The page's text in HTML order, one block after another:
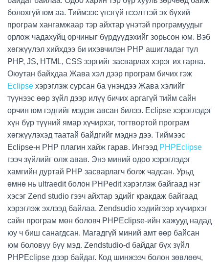
болохгүй юм аа. Тиймээс үнэгүй нээлттэй эх бүхий
програм хангамжаар тэр айхтар үнэтэй програмуудыг
орлож чадахуйц орчиныг бүрдүүдэхийг зорьсон юм. Вэб
хөгжүүлэл хийхдээ би ихэвчилэн PHP ашигладаг тул
PHP, JS, HTML, CSS зэргийг засварлах хэрэг их гарна.
Оюутан байхдаа Жава хэл дээр програм бичих гэж
Eclipse хэрэглэж сурсан ба үнэндээ Жава хэлийг
түүнээс өөр зүйл дээр илүү бичих аргагүй тийм сайн
орчин юм гэдгийг мэдэж авсан билээ. Eclipse хэрэглэдэг
хүн бүр түүний ямар хүчирхэг, тогтвортой програм
хөгжүүлэхэд таатай байдгийг мэднэ дээ. Тиймээс
Eclipse-н PHP плагин хайж гарав. Ингээд PHPEclipse
гээч зүйлийг олж авав. Энэ миний одоо хэрэглэдэг
хамгийн дуртай PHP засварлагч болж чадсан. Урьд
өмнө нь ultraedit болон PHPedit хэрэглэж байгаад нэг
хэсэг Zend studio гээч айхтар эдийг кракдаж байгаад
хэрэглэж эхлээд байлаа. Zendsudio хэдийгээр хүчирхэг
сайн програм мөн боловч PHPEclipse-ийн хажууд надад
юу ч биш санагдсан. Магадгүй миний амт өөр байсан
юм боловуу бүү мэд. Zendstudio-d байдаг бүх зүйл
PHPEclipse дээр байдаг. Код шинжээч болон зөвлөөч,